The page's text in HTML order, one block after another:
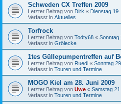
Schweden CX Treffen 2009
Letzter Beitrag von Dirk « Dienstag
Verfasst in Aktuelles
Torfrock
Letzter Beitrag von Todty68 « Sonntag
Verfasst in Grölecke
1tes Güllepumpentreffen auf
Letzter Beitrag von Ruedi « Sonntag
Verfasst in Touren und Termine
MOGO Kiel am 28. Juni 2009
Letzter Beitrag von Uwe « Samstag
Verfasst in Touren und Termine